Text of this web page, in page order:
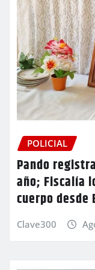
POLICIAL
Pando
año; Fiscalía
cuerpo desde
Clave300